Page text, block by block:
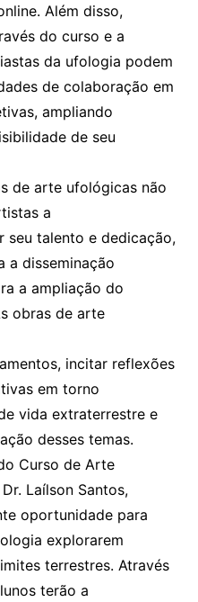
Além disso,
do curso e a
da ufologia podem
de colaboração em
ampliando
de seu
de arte ufológicas não
a
seu talento e dedicação,
a disseminação
a ampliação do
obras de arte
incitar reflexões
em torno
vida extraterrestre e
desses temas.
Curso de Arte
Laílson Santos,
oportunidade para
explorarem
terrestres. Através
terão a